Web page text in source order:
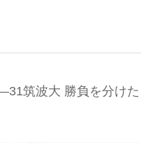
筑波大 勝負を分けた